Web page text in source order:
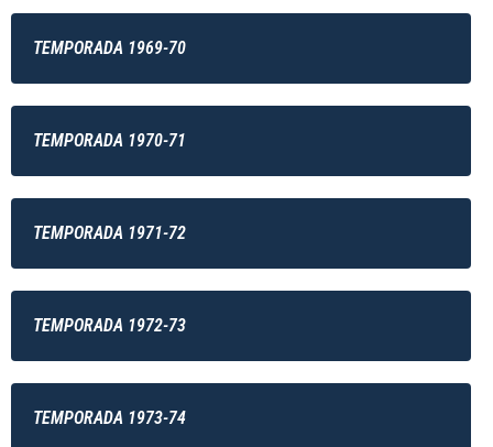
TEMPORADA 1969-70
TEMPORADA 1970-71
TEMPORADA 1971-72
TEMPORADA 1972-73
TEMPORADA 1973-74